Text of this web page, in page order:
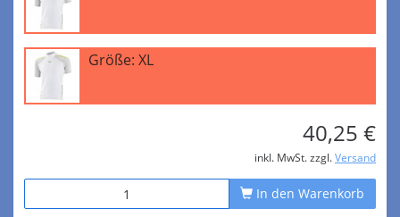
Größe: XL
40,25 €
inkl. MwSt. zzgl. Versand
In den Warenkorb